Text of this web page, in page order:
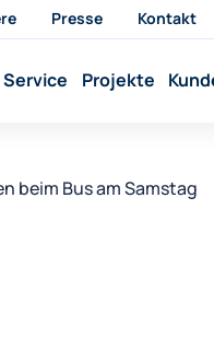
Presse Kontakt
Service Projekte
beim Bus am Samstag